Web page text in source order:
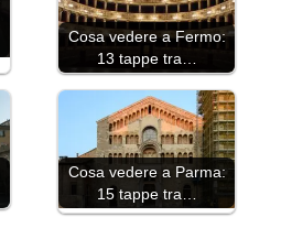
Cosa vedere a Fermo:
13 tappe tra…
Cosa vedere a Parma:
15 tappe tra…